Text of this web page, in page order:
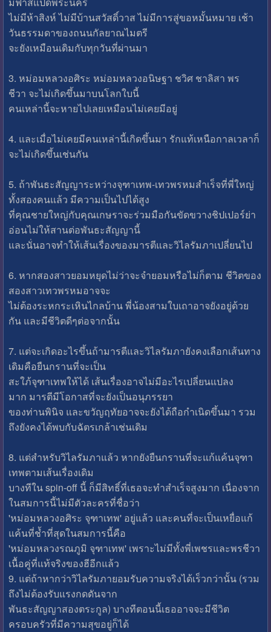
ไม่มีห้าสิงห์ ไม่มีบ้านสวัสดิ์วาส ไม่มีการสู่ขอหมั้นหมาย เช้า
วันธรรมดาของถนนกัลยาณไมตรี
จะยังเหมือนเดิมกับทุกวันที่ผ่านมา
3. หม่อมหลวงอศิระ หม่อมหลวงอนิษฐา ชวิศ ชาลิสา พร
ชีวา จะไม่เกิดขึ้นมาบนโลกใบนี้
คนเหล่านี้จะหายไปเลยเหมือนไม่เคยมีอยู่
4. และเมื่อไม่เคยมีคนเหล่านี้เกิดขึ้นมา รักแท้เหนือกาลเวลาก็
จะไม่เกิดขึ้นเช่นกัน
5. ถ้าพันธะสัญญาระหว่างจุฑาเทพ-เทวพรหมสำเร็จที่พี่ใหญ่
ทั้งสองคนแล้ว มีความเป็นไปได้สูง
ที่คุณชายใหญ่กับคุณเกษราจะร่วมมือกันขัดขวางชิปเปอร์ย่า
อ่อนไม่ให้สานต่อพันธะสัญญานี้
และนั่นอาจทำให้เส้นเรื่องของมารตีและวิไลรัมภาเปลี่ยนไป
6. หากสองสาวยอมหยุดไม่ว่าจะจำยอมหรือไม่ก็ตาม ชีวิตของ
สองสาวเทวพรหมอาจจะ
ไม่ต้องระหกระเหินไกลบ้าน พี่น้องสามใบเถาอาจยังอยู่ด้วย
กัน และมีชีวิตดีๆต่อจากนั้น
7. แต่จะเกิดอะไรขึ้นถ้ามารตีและวิไลรัมภายังคงเลือกเส้นทาง
เดิมคือยืนกรานที่จะเป็น
สะใภ้จุฑาเทพให้ได้ เส้นเรื่องอาจไม่มีอะไรเปลี่ยนแปลง
มาก มารตีมีโอกาสที่จะยังเป็นอนุภรรยา
ของท่านพินิจ และขวัญฤทัยอาจจะยังได้ถือกำเนิดขึ้นมา รวม
ถึงยังคงได้พบกับฉัตรเกล้าเช่นเดิม
8. แต่สำหรับวิไลรัมภาแล้ว หากยังยืนกรานที่จะแก้แค้นจุฑา
เทพตามเส้นเรื่องเดิม
บางทีใน spin-off นี้ ก็มีสิทธิ์ที่เธอจะทำสำเร็จสูงมาก เนื่องจาก
ในสมการนี้ไม่มีตัวละครที่ชื่อว่า
'หม่อมหลวงอศิระ จุฑาเทพ' อยู่แล้ว และคนที่จะเป็นเหยื่อแก้
แค้นที่ช้ำที่สุดในสมการนี้คือ
'หม่อมหลวงรณภูมิ จุฑาเทพ' เพราะไม่มีทั้งพี่เพชรและพรชีวา
เนื้อคู่ที่แท้จริงของฮีอีกแล้ว
9. แต่ถ้าหากว่าวิไลรัมภายอมรับความจริงได้เร็วกว่านั้น (รวม
ถึงไม่ต้องรับแรงกดดันจาก
พันธะสัญญาสองตระกูล) บางทีตอนนี้เธออาจจะมีชีวิต
ครอบครัวที่มีความสุขอยู่ก็ได้